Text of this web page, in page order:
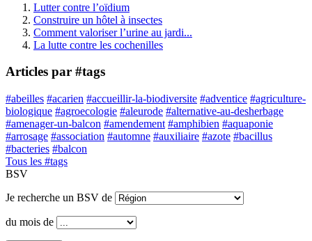
Lutter contre l’oïdium
Construire un hôtel à insectes
Comment valoriser l’urine au jardi...
La lutte contre les cochenilles
Articles par #tags
#abeilles #acarien #accueillir-la-biodiversite #adventice #agriculture-
biologique #agroecologie #aleurode #alternative-au-desherbage
#amenager-un-balcon #amendement #amphibien #aquaponie
#arrosage #association #automne #auxiliaire #azote #bacillus
#bacteries #balcon
Tous les #tags
BSV
Je recherche un BSV de
du mois de